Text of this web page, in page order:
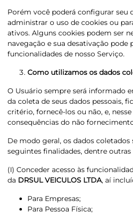
Porém você poderá configurar seu
administrar o uso de cookies ou
ativos. Alguns cookies podem ser
navegação e sua desativação
funcionalidades de nosso Serviço.
Como utilizamos os dados
O Usuário sempre será informado
da coleta de seus dados pessoais,
critério, fornecê-los ou não, e,
consequências do não
De modo geral, os dados coletados
seguintes finalidades, dentre
(I) Conceder acesso às
da DRSUL VEICULOS LTDA, aí
Para Empresas;
Para Pessoa Física;